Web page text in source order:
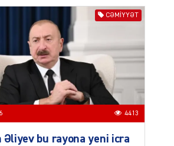
Hüseyn Həsənov haqqında
həbs qərarı verildi –
Milyonluq əmlakı müsadirə
04.08.2026 5500
İlham Əliyev bu rayona yeni
CƏMIYYƏT
4413
Əliyev bu rayona yeni icra